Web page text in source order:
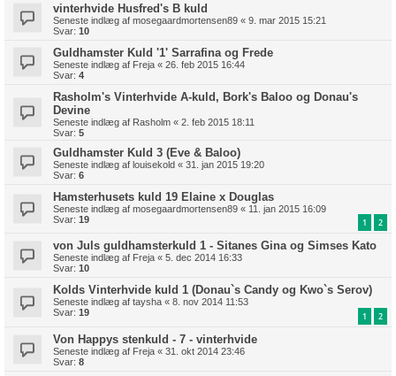
vinterhvide Husfred's B kuld
Seneste indlæg af mosegaardmortensen89 « 9. mar 2015 15:21
Svar: 10
Guldhamster Kuld '1' Sarrafina og Frede
Seneste indlæg af Freja « 26. feb 2015 16:44
Svar: 4
Rasholm's Vinterhvide A-kuld, Bork's Baloo og Donau's
Devine
Seneste indlæg af Rasholm « 2. feb 2015 18:11
Svar: 5
Guldhamster Kuld 3 (Eve & Baloo)
Seneste indlæg af louisekold « 31. jan 2015 19:20
Svar: 6
Hamsterhusets kuld 19 Elaine x Douglas
Seneste indlæg af mosegaardmortensen89 « 11. jan 2015 16:09
Svar: 19 1 2
von Juls guldhamsterkuld 1 - Sitanes Gina og Simses Kato
Seneste indlæg af Freja « 5. dec 2014 16:33
Svar: 10
Kolds Vinterhvide kuld 1 (Donau`s Candy og Kwo`s Serov)
Seneste indlæg af taysha « 8. nov 2014 11:53
Svar: 19 1 2
Von Happys stenkuld - 7 - vinterhvide
Seneste indlæg af Freja « 31. okt 2014 23:46
Svar: 8